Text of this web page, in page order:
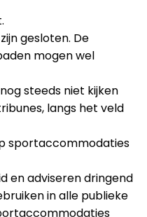
gesloten. De
mogen wel
steeds niet kijken
langs het veld
sportaccommodaties
en adviseren dringend
in alle publieke